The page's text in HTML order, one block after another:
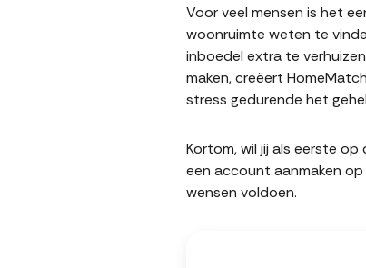
Voor veel mensen is het
woonruimte weten te
inboedel extra te
maken, creëert
stress gedurende het
Kortom, wil jij als eerste
een account aanmaken
wensen voldoen.